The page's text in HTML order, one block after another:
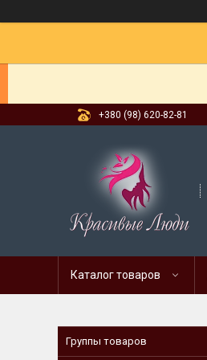
+380 (98) 620-82-81
Каталог товаров
Группы товаров